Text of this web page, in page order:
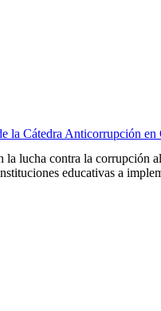
la Cátedra Anticorrupción
lucha contra la
educativas a